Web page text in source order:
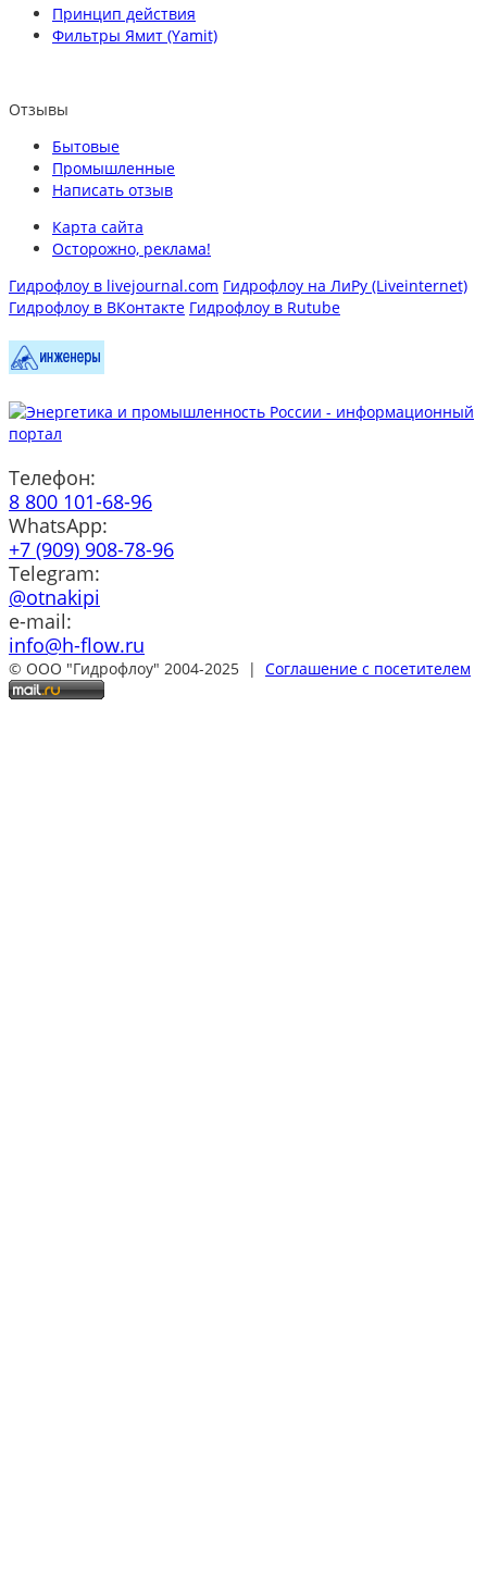
Принцип действия
Фильтры Ямит (Yamit)
Отзывы
Бытовые
Промышленные
Написать отзыв
Карта сайта
Осторожно, реклама!
Гидрофлоу в livejournal.com Гидрофлоу на ЛиРу (Liveinternet)
Гидрофлоу в ВКонтакте Гидрофлоу в Rutube
Телефон:
8 800 101-68-96
WhatsApp:
+7 (909) 908-78-96
Telegram:
@otnakipi
e-mail:
info@h-flow.ru
© ООО "Гидрофлоу" 2004-2025 | Соглашение с посетителем